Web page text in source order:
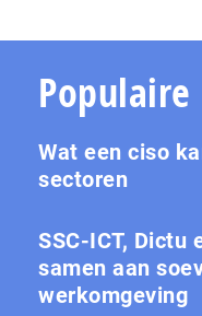
Wat een ciso
sectoren
SSC-ICT, Dictu
samen aan
werkomgeving